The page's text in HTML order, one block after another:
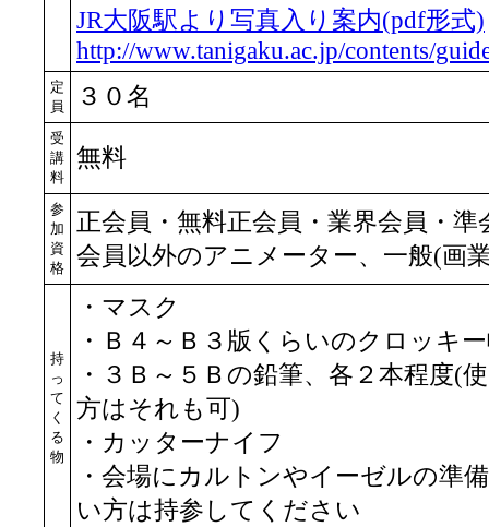
JR大阪駅より写真入り案内(pdf形式)
http://www.tanigaku.ac.jp/contents/
定
員
３０名
受
講
料
無料
参
加
資
格
正会員・無料正会員・業界会員・準
会員以外のアニメーター、一般(画
持
っ
て
く
る
物
・マスク
・Ｂ４～Ｂ３版くらいのクロッキ
・３Ｂ～５Ｂの鉛筆、各２本程度(
方はそれも可)
・カッターナイフ
・会場にカルトンやイーゼルの準
い方は持参してください